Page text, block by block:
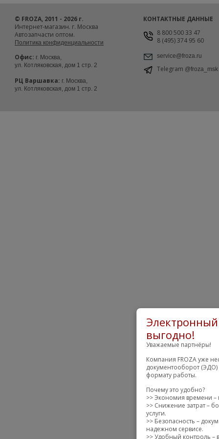
выгодно!
Уважаемые партнёры!
Компания FROZA уже
документооборот (ЭДО)
формату работы.
Почему это удобно?
>> Экономия времени –
>> Снижение затрат –
услуги.
>> Безопасность –
надежном сервисе.
>> Удобный контроль –
© FROZA, 2011 - 2026 г.
Интернет-магазин. г. Москва
Автозапчасти оптом.
Политика конфиденциальности
Офис: г. Москва,
ул. Котляковская, дом 1 стр. 2
РЦ Варшавка: г. Москва,
ул. Котляковская, дом 1 стр. 2
КОНТАКТНЫЕ ДАННЫЕ
8 800 500 33 47
8 (495) 374 95 60
service@froza.ru
Telegram @froza_msk